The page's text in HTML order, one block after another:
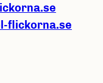
flickorna.se